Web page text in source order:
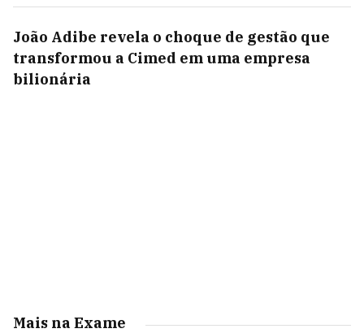
João Adibe revela o choque de gestão que
transformou a Cimed em uma empresa
bilionária
Mais na Exame